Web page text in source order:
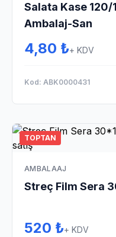
Salata Kase 120/
Ambalaj-San
4,80 ₺+ KDV
Kod: ABK0000431
TOPTAN
AMBALAAJ
Streç Film Sera
520 ₺+ KDV